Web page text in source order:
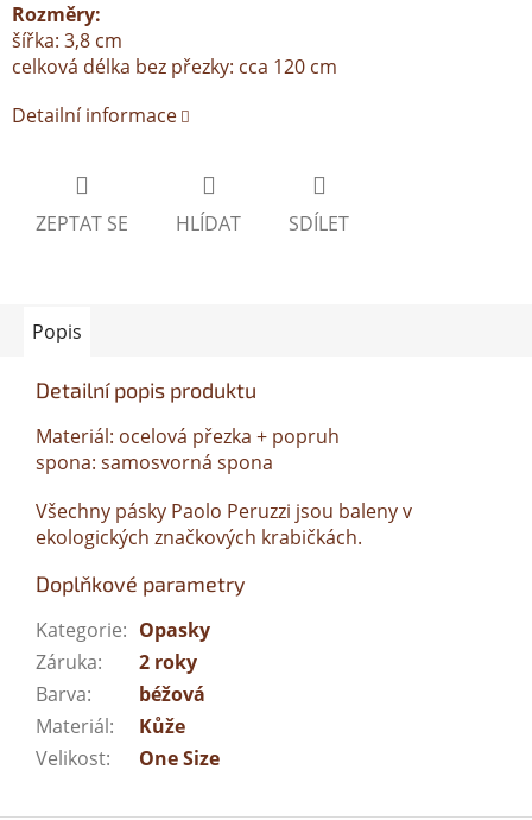
Rozměry:
šířka: 3,8 cm
celková délka bez přezky: cca 120 cm
Detailní informace
ZEPTAT SE HLÍDAT SDÍLET
Popis
Detailní popis produktu
Materiál: ocelová přezka + popruh
spona: samosvorná spona
Všechny pásky Paolo Peruzzi jsou baleny v
ekologických značkových krabičkách.
Doplňkové parametry
Kategorie: Opasky
Záruka:
2 roky
Barva:
béžová
Materiál:
Kůže
Velikost: One Size